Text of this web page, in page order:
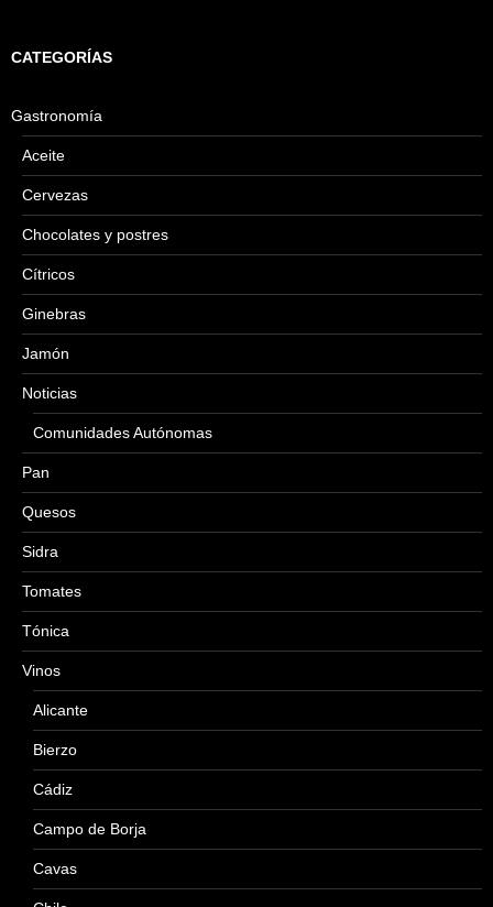
CATEGORÍAS
Gastronomía
Aceite
Cervezas
Chocolates y postres
Cítricos
Ginebras
Jamón
Noticias
Comunidades Autónomas
Pan
Quesos
Sidra
Tomates
Tónica
Vinos
Alicante
Bierzo
Cádiz
Campo de Borja
Cavas